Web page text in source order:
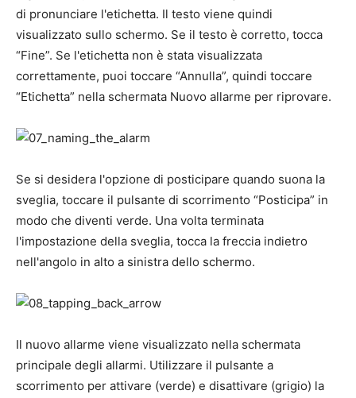
di pronunciare l'etichetta. Il testo viene quindi
visualizzato sullo schermo. Se il testo è corretto, tocca
“Fine”. Se l'etichetta non è stata visualizzata
correttamente, puoi toccare “Annulla”, quindi toccare
“Etichetta” nella schermata Nuovo allarme per riprovare.
Se si desidera l'opzione di posticipare quando suona la
sveglia, toccare il pulsante di scorrimento “Posticipa” in
modo che diventi verde. Una volta terminata
l'impostazione della sveglia, tocca la freccia indietro
nell'angolo in alto a sinistra dello schermo.
Il nuovo allarme viene visualizzato nella schermata
principale degli allarmi. Utilizzare il pulsante a
scorrimento per attivare (verde) e disattivare (grigio) la